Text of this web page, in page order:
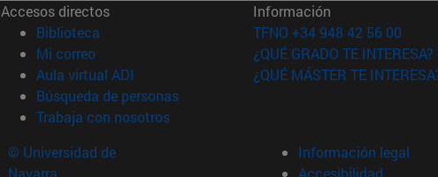
Accesos directos
Biblioteca (abre en nueva ventana)
Mi correo(abre en nueva ventana)
Aula virtual ADI (abre en nueva ventana)
Búsqueda de personas(abre en nueva ventana)
Trabaja con nosotros(abre en nueva ventana)
Información
TFNO +34 948 42 56 00
¿QUÉ GRADO TE INTERESA?
¿QUÉ MÁSTER TE
© Universidad de
Navarra
Información legal
Accesibilidad